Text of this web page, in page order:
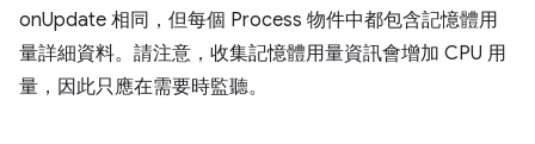
onUpdate 相同，但每個 Process 物件中都包含記憶體用
量詳細資料。請注意，收集記憶體用量資訊會增加 CPU 用
量，因此只應在需要時監聽。